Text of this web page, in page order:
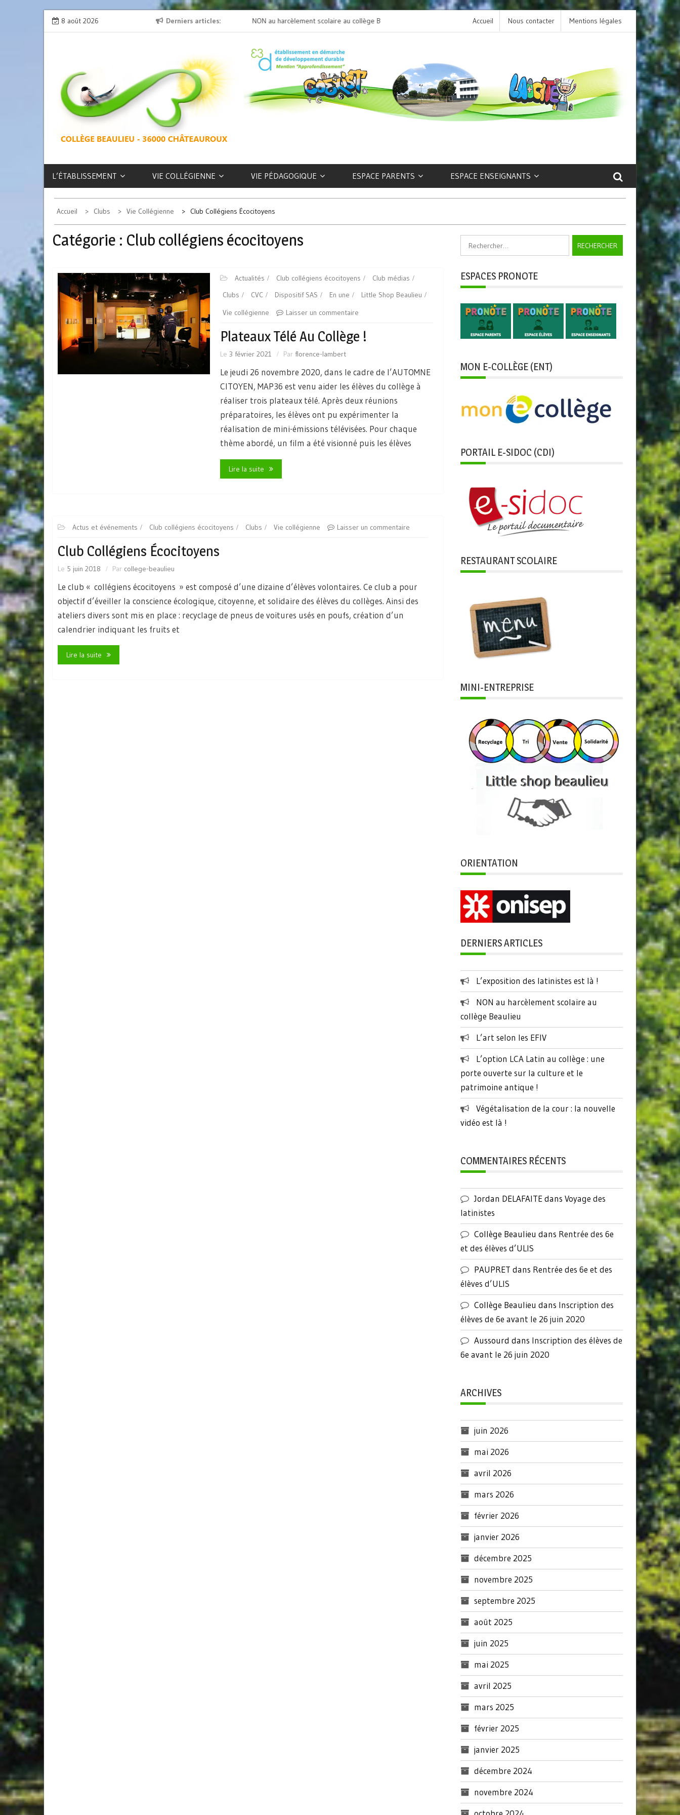
Skip
8 août 2026 Derniers articles
» : l’émission de radioL’exposition des latinistes est là ! NON au harcèlement scolaire au collège Beaulieu
L’option LCA Latin au collège : une porte
sur la culture et le patrimoine antique !
Accueil Nous contacter Mentions légales
COLLÈGE
BEAULIEU –
CHÂTEAUROUX
L’ÉTABLISSEMENT VIE COLLÉGIENNE VIE PÉDAGOGIQUE ESPACE PARENTS ESPACE ENSEIGNANTS
Accueil Clubs Vie Collégienne Club Collégiens Écocitoyens
Catégorie : Club collégiens écocitoyens
Actualités Club collégiens écocitoyens
Club médias
Clubs
CVC Dispositif SAS En une
Little Shop Beaulieu
Vie collégienne
Laisser un commentaire
Plateaux Télé Au Collège !
Le 3 février 2021 Par florence-lambert
Le jeudi 26 novembre 2020, dans le cadre de l’AUTOMNE
CITOYEN, MAP36 est venu aider les élèves du collège à
réaliser trois plateaux télé. Après deux réunions
préparatoires, les élèves ont pu expérimenter la
réalisation de mini-émissions télévisées. Pour chaque
thème abordé, un film a été visionné puis les élèves
Lire la suite
Actus et événements Club collégiens écocitoyens Clubs Vie collégienne Laisser un commentaire
Club Collégiens Écocitoyens
Le 5 juin 2018 Par college-beaulieu
Le club « collégiens écocitoyens » est composé d’une dizaine d’élèves volontaires. Ce club a pour
objectif d’éveiller la conscience écologique, citoyenne, et solidaire des élèves du collèges. Ainsi des
ateliers divers sont mis en place : recyclage de pneus de voitures usés en poufs, création d’un
calendrier indiquant les fruits et
Lire la suite
ESPACES PRONOTE
MON E-COLLÈGE (ENT)
PORTAIL E-SIDOC (CDI)
RESTAURANT SCOLAIRE
MINI-ENTREPRISE
ORIENTATION
DERNIERS ARTICLES
L’exposition des latinistes est là !
NON au harcèlement scolaire au
collège Beaulieu
L’art selon les EFIV
L’option LCA Latin au collège : une
porte ouverte sur la culture et le
patrimoine antique !
Végétalisation de la cour : la nouvelle
vidéo est là !
COMMENTAIRES RÉCENTS
Jordan DELAFAITEdans Voyage des
latinistes
Collège Beaulieu dans Rentrée des 6e
et des élèves d’ULIS
PAUPRET dans Rentrée des 6e et des
élèves d’ULIS
Collège Beaulieu dans Inscription des
élèves de 6e avant le 26 juin 2020
Aussourd dans Inscription des élèves de
6e avant le 26 juin 2020
ARCHIVES
juin 2026
mai 2026
avril 2026
mars 2026
février 2026
janvier 2026
décembre 2025
novembre 2025
septembre 2025
août 2025
juin 2025
mai 2025
avril 2025
mars 2025
février 2025
janvier 2025
décembre 2024
novembre 2024